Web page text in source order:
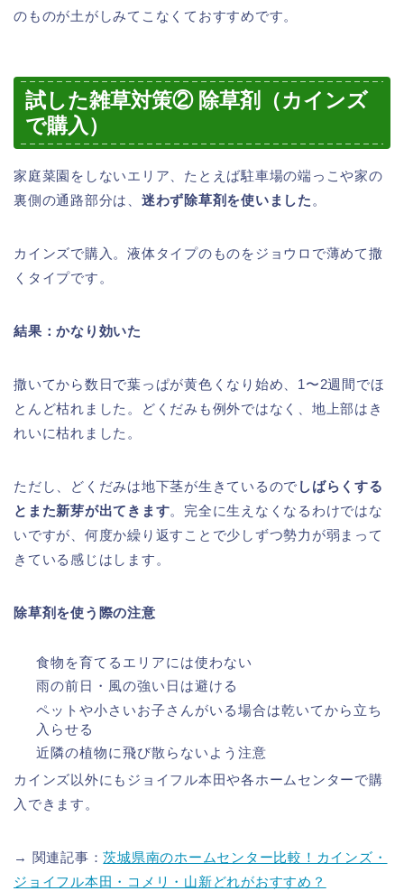
のものが土がしみてこなくておすすめです。
試した雑草対策② 除草剤（カインズ
で購入）
家庭菜園をしないエリア、たとえば駐車場の端っこや家の
裏側の通路部分は、 迷わず除草剤を使いました 。
カインズで購入。液体タイプのものをジョウロで薄めて撒
くタイプです。
結果：かなり効いた
撒いてから数日で葉っぱが黄色くなり始め、1〜2週間でほ
とんど枯れました。どくだみも例外ではなく、地上部はき
れいに枯れました。
ただし、どくだみは地下茎が生きているので しばらくする
とまた新芽が出てきます。完全に生えなくなるわけではな
いですが、何度か繰り返すことで少しずつ勢力が弱まって
きている感じはします。
除草剤を使う際の注意
食物を育てるエリアには使わない
雨の前日・風の強い日は避ける
ペットや小さいお子さんがいる場合は乾いてから立ち
入らせる
近隣の植物に飛び散らないよう注意
カインズ以外にもジョイフル本田や各ホームセンターで購
入できます。
→ 関連記事：茨城県南のホームセンター比較！カインズ・
ジョイフル本田・コメリ・山新どれがおすすめ？